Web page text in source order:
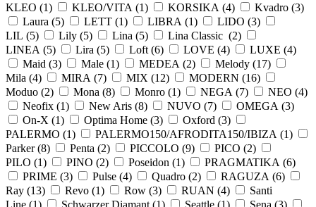
KLEO (1) KLEO/VITA (1) KORSIKA (4) Kvadro (3)
Laura (5) LETT (1) LIBRA (1) LIDO (3)
LIL (5) Lily (5) Lina (5) Lina Classic (2)
LINEA (5) Lira (5) Loft (6) LOVE (4) LUXE (4)
Maid (3) Male (1) MEDEA (2) Melody (17)
Mila (4) MIRA (7) MIX (12) MODERN (16)
Moduo (2) Mona (8) Monro (1) NEGA (7) NEO (4)
Neofix (1) New Aris (8) NUVO (7) OMEGA (3)
On-X (1) Optima Home (3) Oxford (3)
PALERMO (1) PALERMO150/AFRODITA150/IBIZA (1)
Parker (8) Penta (2) PICCOLO (9) PICO (2)
PILO (1) PINO (2) Poseidon (1) PRAGMATIKA (6)
PRIME (3) Pulse (4) Quadro (2) RAGUZA (6)
Ray (13) Revo (1) Row (3) RUAN (4)
Santi
Line (1) Schwarzer Diamant (1) Seattle (1) Sena (3)